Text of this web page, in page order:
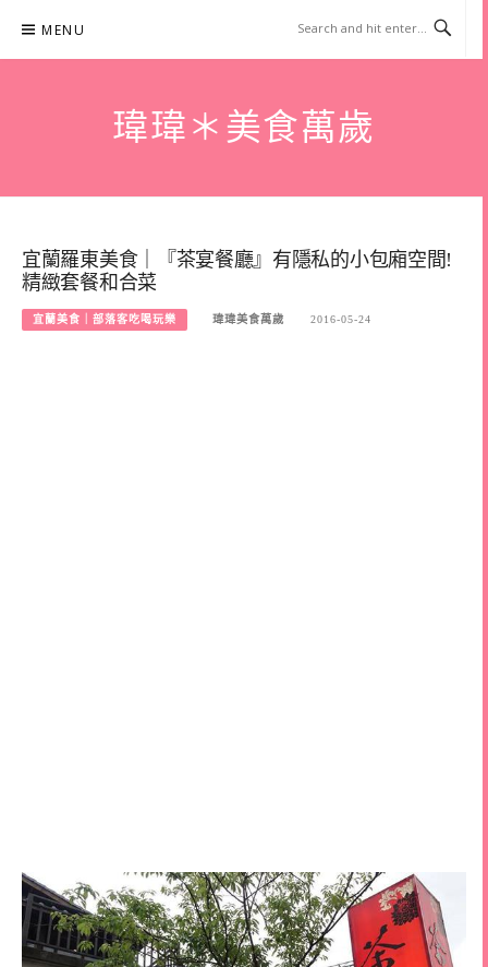
content
MENU
瑋瑋＊美食萬歲
宜蘭羅東美食｜『茶宴餐廳』有隱私的小包廂空間!
精緻套餐和合菜
宜蘭美食｜部落客吃喝玩樂 瑋瑋美食萬歲 2016-05-24